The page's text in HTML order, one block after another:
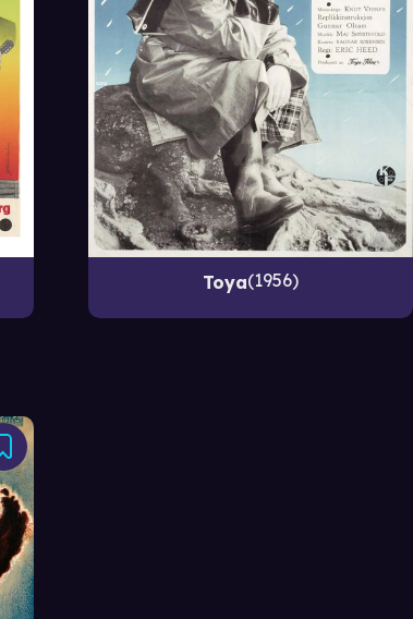
Toya 1956